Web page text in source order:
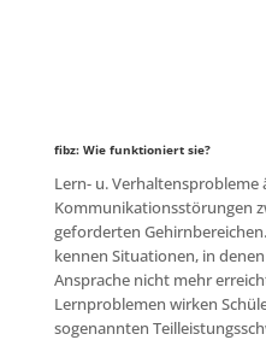
fibz: Wie funktioniert sie?
Lern- u. Verhaltensprobleme
Kommunikationsstörungen
geforderten
kennen Situationen, in
Ansprache nicht mehr
Lernproblemen wirken
sogenannten